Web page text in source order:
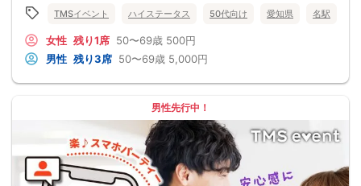
TMSイベント ハイステータス 50代向け 愛知県 名駅
女性 残り1席 50〜69歳 500円
男性 残り3席 50〜69歳 5,000円
男性先行中！